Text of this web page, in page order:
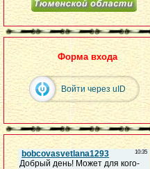
Форма входа
Войти через uID